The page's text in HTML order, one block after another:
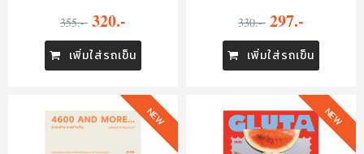
355.- 320.-
เพิ่มใส่รถเข็น
330.- 297.-
เพิ่มใส่รถเข็น
NEW NEW